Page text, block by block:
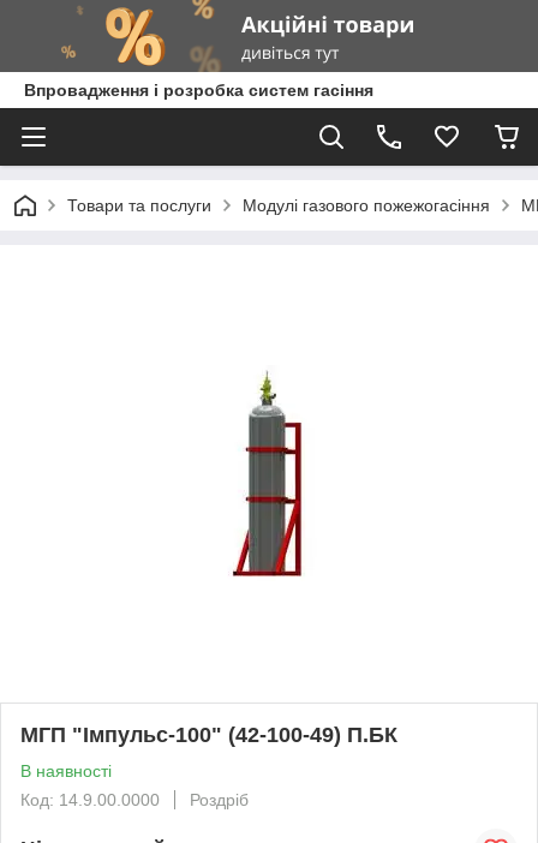
Впровадження і розробка систем гасіння
Товари та послуги Модулі газового пожежогасіння
МГП "Імпульс-100" (42-100-49) П.БК
В наявності
Код: 14.9.00.0000
Роздріб